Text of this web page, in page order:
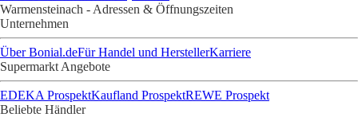
Warmensteinach - Adressen & Öffnungszeiten
Unternehmen
Über Bonial.deFür Handel und HerstellerKarriere
Supermarkt Angebote
EDEKA ProspektKaufland ProspektREWE Prospekt
Beliebte Händler